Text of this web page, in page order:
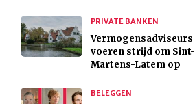
PRIVATE BANKEN
Vermogensadviseurs
voeren strijd om Sint-
Martens-Latem op
BELEGGEN